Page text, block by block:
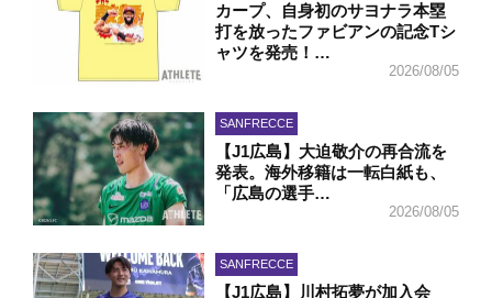
カープ、自身初のサヨナラ本塁
打を放ったファビアンの記念Tシ
ャツを発売！…
2026/08/05
SANFRECCE
【J1広島】大迫敬介の再合流を
発表。海外移籍は一転白紙も、
「広島の選手…
2026/08/05
SANFRECCE
【J1広島】川村拓夢が加入会